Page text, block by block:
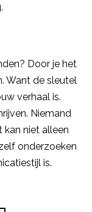
Door je het
Want de sleutel
verhaal is.
Niemand
kan niet alleen
onderzoeken
is.